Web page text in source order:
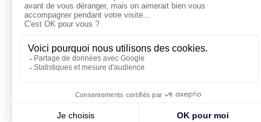
office, les heures monastiques de
Sexte et None. Il permet à l’Église de
retrouver son Seigneur entre l’office
matin (Laudes) et l’office du soir